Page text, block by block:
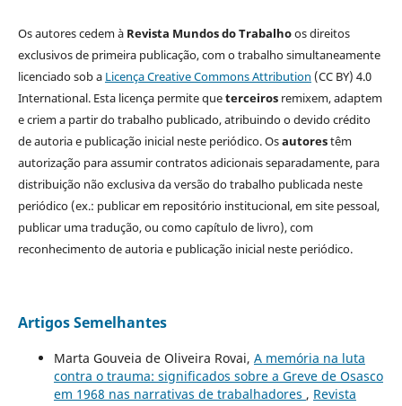
Os autores cedem à Revista Mundos do Trabalhoos direitos
exclusivos de primeira publicação, com o trabalho simultaneamente
licenciado sob a Licença Creative Commons Attribution (CC BY) 4.0
International. Esta licença permite queterceirosremixem, adaptem
e criem a partir do trabalho publicado, atribuindo o devido crédito
de autoria e publicação inicial neste periódico. Osautorestêm
autorização para assumir contratos adicionais separadamente, para
distribuição não exclusiva da versão do trabalho publicada neste
periódico (ex.: publicar em repositório institucional, em site pessoal,
publicar uma tradução, ou como capítulo de livro), com
reconhecimento de autoria e publicação inicial neste periódico.
Artigos Semelhantes
Marta Gouveia de Oliveira Rovai, A memória na luta
contra o trauma: significados sobre a Greve de Osasco
em 1968 nas narrativas de trabalhadores , Revista